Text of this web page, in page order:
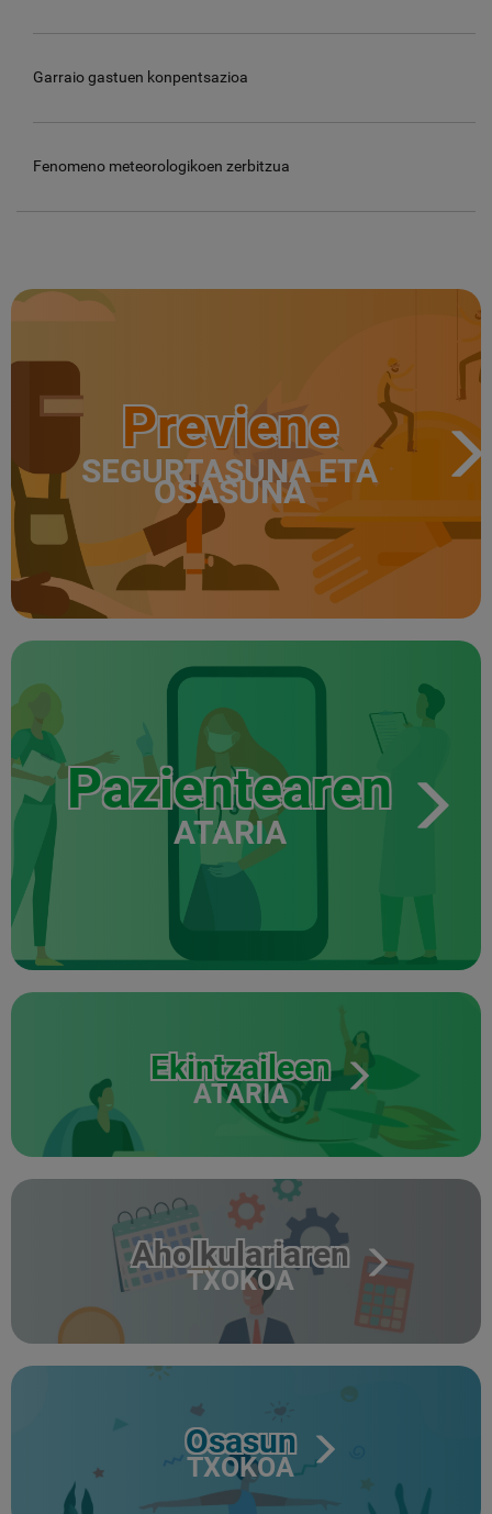
Garraio gastuen konpentsazioa
Fenomeno meteorologikoen zerbitzua
Previene
SEGURTASUNA ETA
OSASUNA
Pazientearen
ATARIA
Ekintzaileen
ATARIA
Aholkulariaren
TXOKOA
Osasun
TXOKOA